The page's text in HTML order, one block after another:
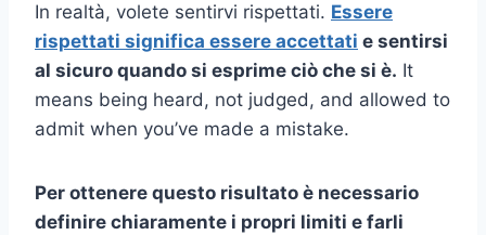
In realtà, volete sentirvi rispettati. Essere
rispettati significa essere accettati e sentirsi
al sicuro quando si esprime ciò che si è. It
means being heard, not judged, and allowed to
admit when you’ve made a mistake.
Per ottenere questo risultato è necessario
definire chiaramente i propri limiti e farli